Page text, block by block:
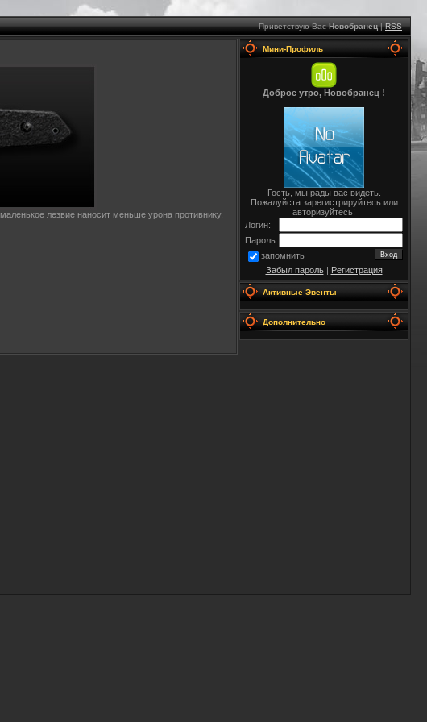
Приветствую Вас Новобранец|RSS
лезвие наносит меньше урона противнику.
Мини-Профиль
Доброе утро, Новобранец !
Гость, мы рады вас видеть.
Пожалуйста зарегистрируйтесь или
авторизуйтесь!
Логин:
Пароль:
запомнить
Забыл пароль| Регистрация
Активные Эвенты
Дополнительно